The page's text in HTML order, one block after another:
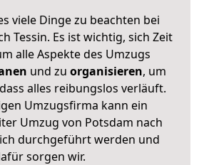
viele Dinge zu beachten bei
Tessin. Es ist wichtig, sich Zeit
alle Aspekte des Umzugs
und zu organisieren, um
alles reibungslos verläuft.
Umzugsfirma kann ein
Umzug von Potsdam nach
durchgeführt werden und
sorgen wir.